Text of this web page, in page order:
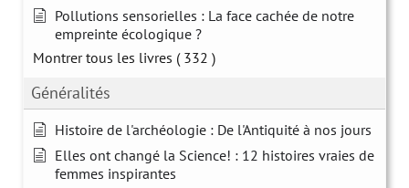
Pollutions sensorielles : La face cachée de notre
empreinte écologique ?
Montrer tous les livres ( 332 )
Généralités
Histoire de l'archéologie : De l'Antiquité à nos jours
Elles ont changé la Science! : 12 histoires vraies de
femmes inspirantes